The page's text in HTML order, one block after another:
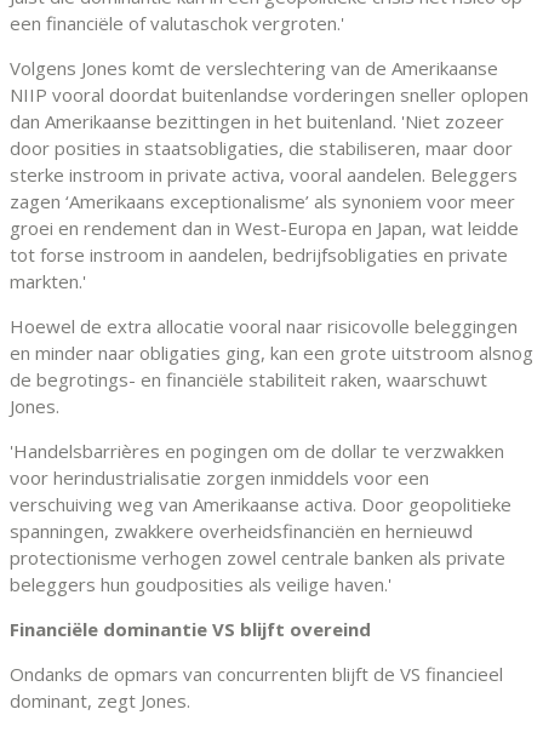
een financiële of valutaschok vergroten.'
Volgens Jones komt de verslechtering van de Amerikaanse
NIIP vooral doordat buitenlandse vorderingen sneller oplopen
dan Amerikaanse bezittingen in het buitenland. 'Niet zozeer
door posities in staatsobligaties, die stabiliseren, maar door
sterke instroom in private activa, vooral aandelen. Beleggers
zagen ‘Amerikaans exceptionalisme’ als synoniem voor meer
groei en rendement dan in West-Europa en Japan, wat leidde
tot forse instroom in aandelen, bedrijfsobligaties en private
markten.'
Hoewel de extra allocatie vooral naar risicovolle beleggingen
en minder naar obligaties ging, kan een grote uitstroom alsnog
de begrotings- en financiële stabiliteit raken, waarschuwt
Jones.
'Handelsbarrières en pogingen om de dollar te verzwakken
voor herindustrialisatie zorgen inmiddels voor een
verschuiving weg van Amerikaanse activa. Door geopolitieke
spanningen, zwakkere overheidsfinanciën en hernieuwd
protectionisme verhogen zowel centrale banken als private
beleggers hun goudposities als veilige haven.'
Financiële dominantie VS blijft overeind
Ondanks de opmars van concurrenten blijft de VS financieel
dominant, zegt Jones.